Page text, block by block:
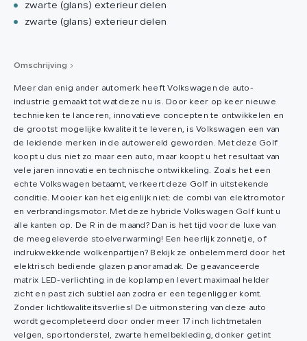
zwarte (glans) exterieur delen
zwarte (glans) exterieur delen
Omschrijving
Meer dan enig ander automerk heeft Volkswagen de auto-
industrie gemaakt tot wat deze nu is. Door keer op keer nieuwe
technieken te lanceren, innovatieve concepten te ontwikkelen en
de grootst mogelijke kwaliteit te leveren, is Volkswagen een van
de leidende merken in de autowereld geworden. Met deze Golf
koopt u dus niet zo maar een auto, maar koopt u het resultaat van
vele jaren innovatie en technische ontwikkeling. Zoals het een
echte Volkswagen betaamt, verkeert deze Golf in uitstekende
conditie. Mooier kan het eigenlijk niet: de combi van elektromotor
en verbrandingsmotor. Met deze hybride Volkswagen Golf kunt u
alle kanten op. De R in de maand? Dan is het tijd voor de luxe van
de meegeleverde stoelverwarming! Een heerlijk zonnetje, of
indrukwekkende wolkenpartijen? Bekijk ze onbelemmerd door het
elektrisch bediende glazen panoramadak. De geavanceerde
matrix LED-verlichting in de koplampen levert maximaal helder
zicht en past zich subtiel aan zodra er een tegenligger komt.
Zonder lichtkwaliteitsverlies! De uitmonstering van deze auto
wordt gecompleteerd door onder meer 17 inch lichtmetalen
velgen, sportonderstel, zwarte hemelbekleding, donker getint